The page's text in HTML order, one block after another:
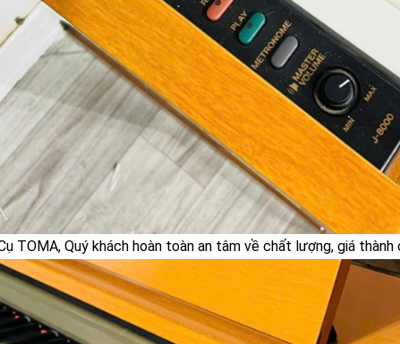
TOMA, Quý khách hoàn toàn an tâm về chất lượng, giá